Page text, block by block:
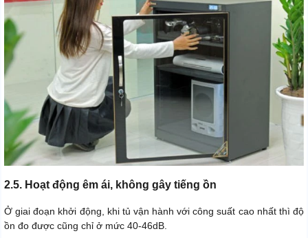
2.5. Hoạt động êm ái, không gây tiếng ồn
Ở giai đoạn khởi động, khi tủ vận hành với công suất cao nhất thì độ
ồn đo được cũng chỉ ở mức 40-46dB.